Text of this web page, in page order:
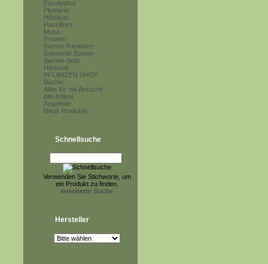
Eucalyptus
Plumeria
Hibiskus
Passiflora
Musa
Proteen
Samen-Raritäten
Gekeimte Samen
Samen-Sets
Herkunft
PFLANZEN SHOP
Bücher
Alles für die Anzucht
Alle Artikel
Angebote
Neue Produkte
Schnellsuche
Verwenden Sie Stichworte, um
ein Produkt zu finden.
erweiterte Suche
Hersteller